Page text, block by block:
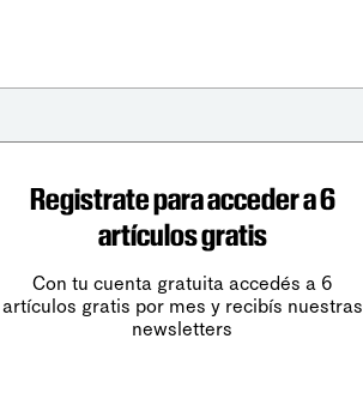
Registrate para acceder a 6
artículos gratis
Con tu cuenta gratuita accedés a 6
artículos gratis por mes y recibís nuestras
newsletters